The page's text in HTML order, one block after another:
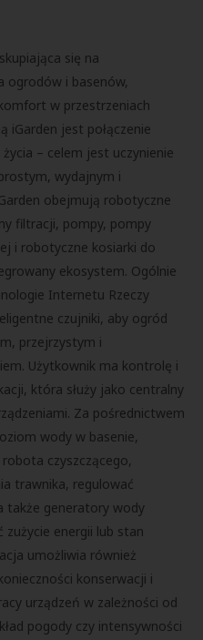
się na
ogrodów i basenów,
w przestrzeniach
iGarden jest połączenie
– celem jest uczynienie
wydajnym i
obejmują robotyczne
filtracji, pompy, pompy
i robotyczne kosiarki do
ekosystem. Ogólnie
Internetu Rzeczy
czujniki, aby ogród
przejrzystym i
Użytkownik ma kontrolę i
która służy jako centralny
Za pośrednictwem
wody w basenie,
czyszczącego,
trawnika, regulować
także generatory wody
energii lub stan
umożliwia również
konserwacji i
urządzeń w zależności od
pogody czy intensywności